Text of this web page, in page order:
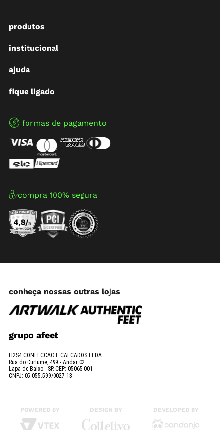
produtos
institucional
ajuda
fique ligado
formas de pagamento
compra 100% segura
conheça nossas outras lojas
grupo afeet
H2S4 CONFECCAO E CALCADOS LTDA.
Rua do Curtume, 499 - Andar 02
Lapa de Baixo - SP. CEP: 05065-001
CNPJ: 05.055.599/0027-13.
POWERED BY DESIGN BY DEVELOPED BY